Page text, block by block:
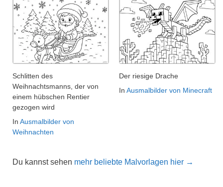
Schlitten des
Weihnachtsmanns, der von
einem hübschen Rentier
gezogen wird
In Ausmalbilder von
Weihnachten
Der riesige Drache
In Ausmalbilder von Minecraft
Du kannst sehen mehr beliebte Malvorlagen hier →